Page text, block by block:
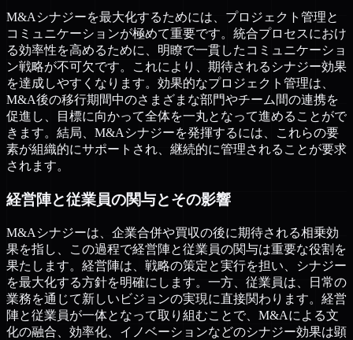
M&Aシナジーを最大化するためには、プロジェクト管理と
コミュニケーションが極めて重要です。統合プロセスにおけ
る効率性を高めるために、明瞭で一貫したコミュニケーショ
ン戦略が不可欠です。これにより、期待されるシナジー効果
を達成しやすくなります。効果的なプロジェクト管理は、
M&A後の移行期間中のさまざまな部門やチーム間の連携を
促進し、目標に向かって全体を一丸となって進めることがで
きます。結局、M&Aシナジーを発揮するには、これらの要
素が組織的にサポートされ、継続的に管理されることが要求
されます。
経営陣と従業員の関与とその影響
M&Aシナジーは、企業合併や買収の後に期待される相乗効
果を指し、この過程で経営陣と従業員の関与は重要な役割を
果たします。経営陣は、戦略の策定と実行を担い、シナジー
を最大化する方針を明確にします。一方、従業員は、日常の
業務を通じて新しいビジョンの実現に直接関わります。経営
陣と従業員が一体となって取り組むことで、M&Aによる文
化の融合、効率化、イノベーションなどのシナジー効果は顕